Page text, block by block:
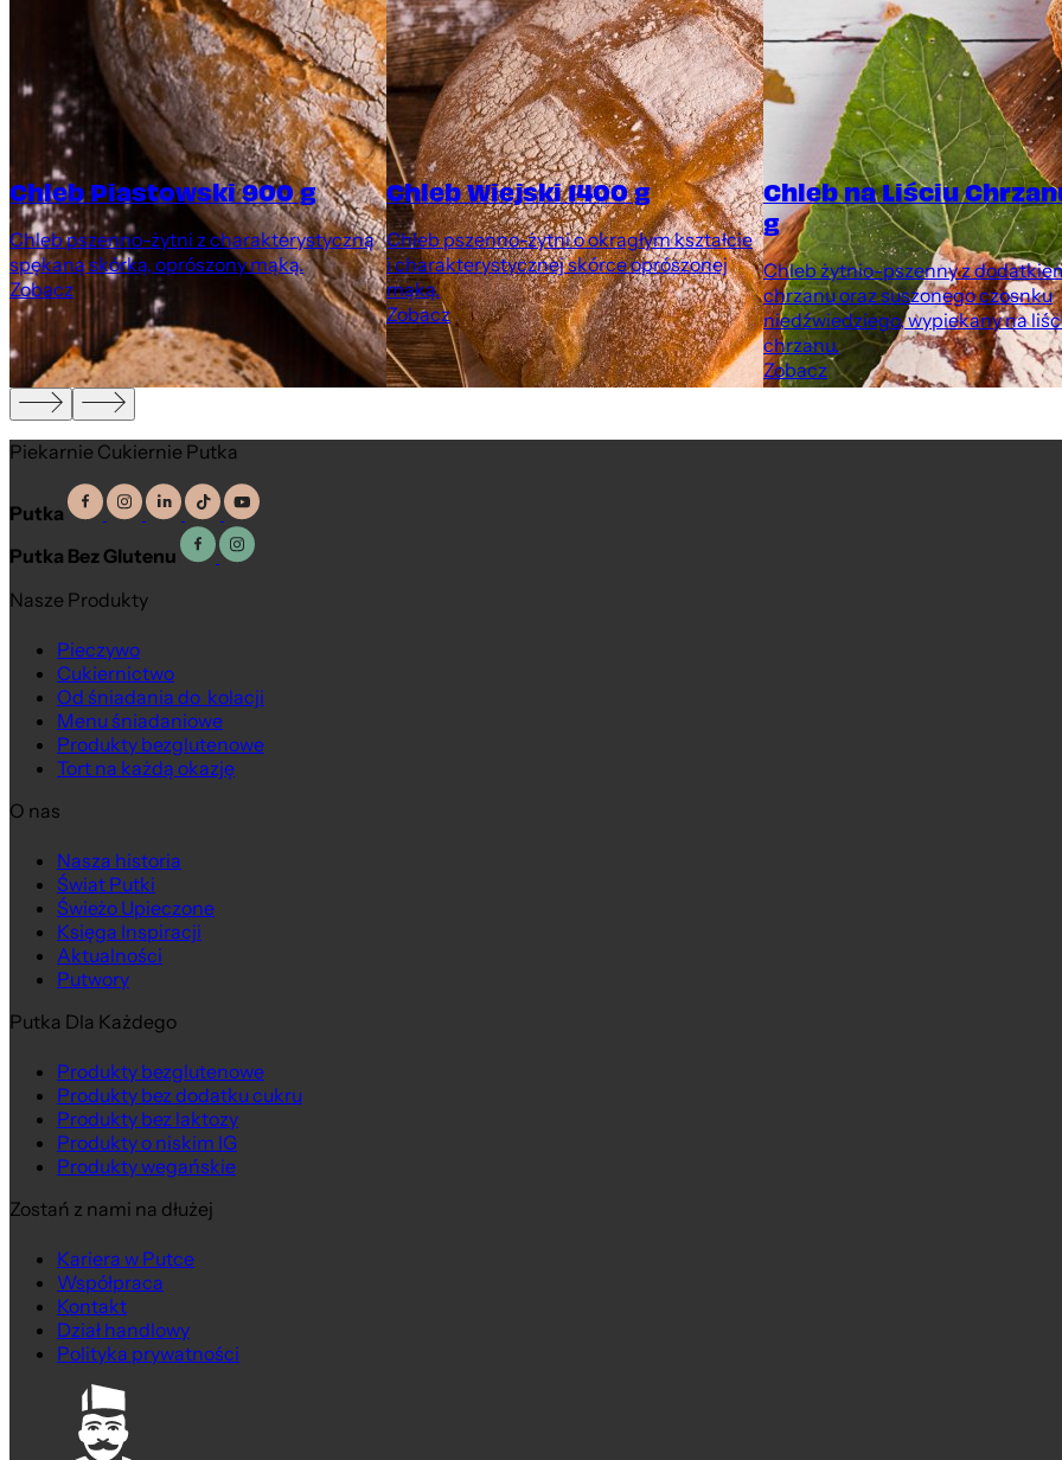
Chleb Piastowski 900 g
Chleb pszenno-żytni z charakterystyczną
spękaną skórką, oprószony mąką.
Zobacz
Chleb Wiejski 1400 g
Chleb pszenno-żytni o okragłym kształcie
i charakterystycznej skórce oprószonej
mąką.
Zobacz
Chleb na Liściu
g
Chleb żytnio-pszenny z
chrzanu oraz suszonego czosnku
niedźwiedziego, wypiekany na
chrzanu.
Zobacz
Piekarnie Cukiernie Putka
Putka
Putka Bez Glutenu
Nasze Produkty
Pieczywo
Cukiernictwo
Od śniadania do kolacji
Menu śniadaniowe
Produkty bezglutenowe
Tort na każdą okazję
O nas
Nasza historia
Świat Putki
Świeżo Upieczone
Księga Inspiracji
Aktualności
Putwory
Putka Dla Każdego
Produkty bezglutenowe
Produkty bez dodatku cukru
Produkty bez laktozy
Produkty o niskim IG
Produkty wegańskie
Zostań z nami na dłużej
Kariera w Putce
Współpraca
Kontakt
Dział handlowy
Polityka prywatności